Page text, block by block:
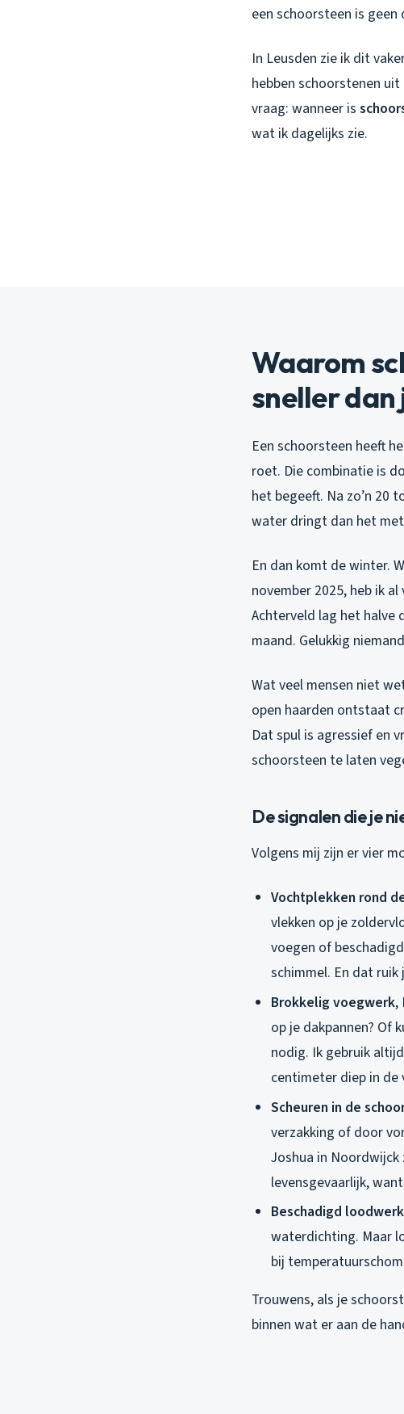
een schoorsteen is geen
In Leusden zie ik dit
hebben schoorstenen uit
vraag: wanneer is
wat ik dagelijks zie.
Waarom
sneller dan
Een schoorsteen heeft
roet. Die combinatie is
het begeeft. Na zo’n 20
water dringt dan het
En dan komt de winter.
november 2025, heb ik
Achterveld lag het halve
maand. Gelukkig
Wat veel mensen niet
open haarden ontstaat
Dat spul is agressief en
schoorsteen te laten
De signalen die je
Volgens mij zijn er vier
Vochtplekken rond
vlekken op je
voegen of
schimmel. En dat ruik
Brokkelig voegwerk,
op je dakpannen? Of
nodig. Ik gebruik
centimeter diep in de
Scheuren in de
verzakking of door
Joshua in Noordwijck
levensgevaarlijk,
Beschadigd loodwerk
waterdichting. Maar
bij
Trouwens, als je
binnen wat er aan de